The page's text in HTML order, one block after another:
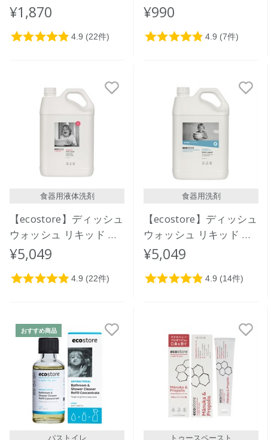
＜ゼラニウム＆オレンジ
＞ 480mL
¥1,870
300mL
¥990
食器用液体洗剤
【ecostore】ディッシュ
ウォッシュ リキッド ＜
グレープフルーツ＞ 5L
¥5,049
食器用洗剤
【ecostore】ディッシュ
ウォッシュ リキッド ＜
無香料＞5L
¥5,049
おすすめ商品
バストイレ トゥースペースト